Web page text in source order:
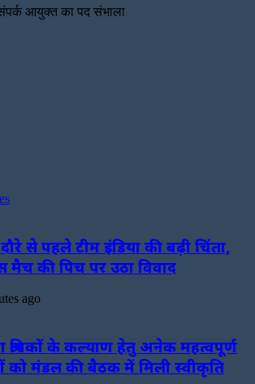
आयुक्त का पद संभाला
दौरे से पहले टीम इंडिया की बढ़ी चिंता,
मैच की पिच पर उठा विवाद
ago
श्रमिकों के कल्याण हेतु अनेक महत्वपूर्ण
को मंडल की बैठक में मिली स्वीकृति